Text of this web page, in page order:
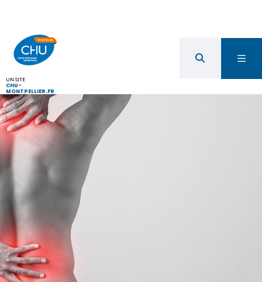
UN SITE
CHU-
MONTPELLIER.FR